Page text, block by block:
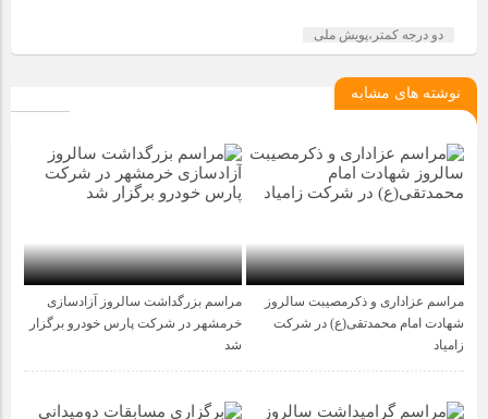
دو درجه کمتر،پویش ملی
نوشته های مشابه
مراسم عزاداری و ذکرمصیبت سالروز
شهادت امام محمدتقی(ع) در شرکت
زامیاد
مراسم بزرگداشت سالروز آزادسازی
خرمشهر در شرکت پارس خودرو برگزار
شد